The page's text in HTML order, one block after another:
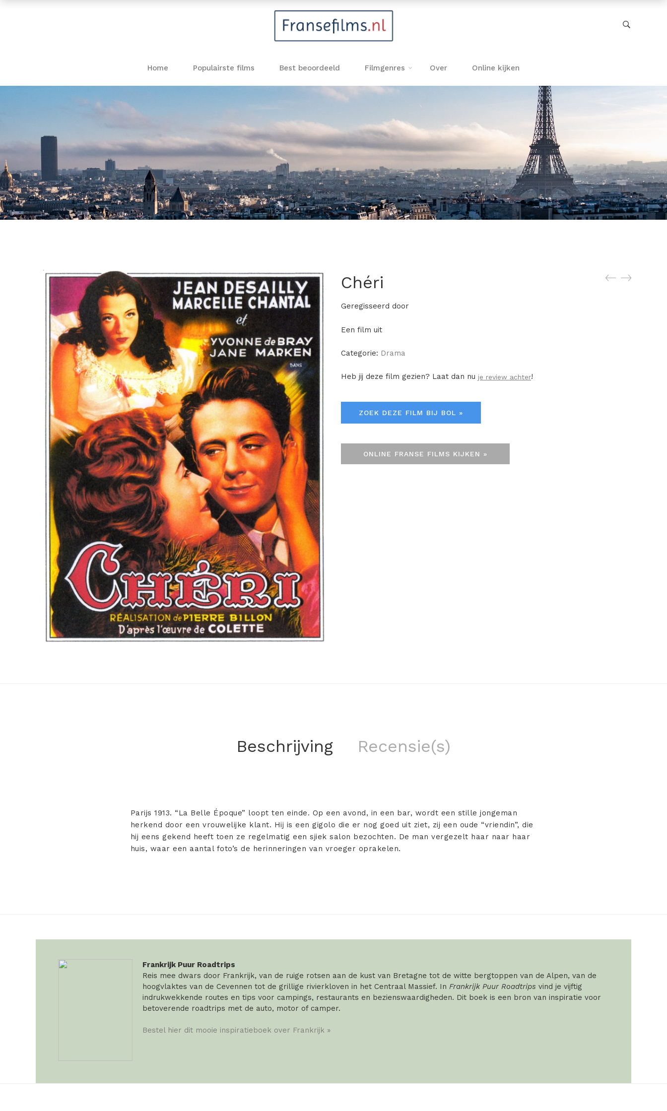
Home Populairste films Best beoordeeld Filmgenres Over Online kijken
Chéri
Geregisseerd door
Een film uit
Categorie: Drama
Heb jij deze film gezien? Laat dan nu je review achter!
ZOEK DEZE FILM BIJ BOL »
ONLINE FRANSE FILMS KIJKEN »
Beschrijving Recensie(s)
Parijs 1913. “La Belle Époque” loopt ten einde. Op een avond, in een bar, wordt een stille jongeman
herkend door een vrouwelijke klant. Hij is een gigolo die er nog goed uit ziet, zij een oude “vriendin”, die
hij eens gekend heeft toen ze regelmatig een sjiek salon bezochten. De man vergezelt haar naar haar
huis, waar een aantal foto’s de herinneringen van vroeger oprakelen.
Frankrijk Puur Roadtrips
Reis mee dwars door Frankrijk, van de ruige rotsen aan de kust van Bretagne tot de witte bergtoppen van de Alpen, van de
hoogvlaktes van de Cevennen tot de grillige rivierkloven in het Centraal Massief. In Frankrijk Puur Roadtrips vind je vijftig
indrukwekkende routes en tips voor campings, restaurants en bezienswaardigheden. Dit boek is een bron van inspiratie voor
betoverende roadtrips met de auto, motor of camper.
Bestel hier dit mooie inspiratieboek over Frankrijk »